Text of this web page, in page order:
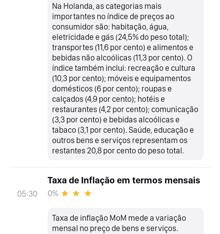
Na Holanda, as categorias mais
importantes no índice de preços ao
consumidor são: habitação, água,
eletricidade e gás (24,5% do peso total);
transportes (11,6 por cento) e alimentos e
bebidas não alcoólicas (11,3 por cento). O
índice também inclui: recreação e cultura
(10,3 por cento); móveis e equipamentos
domésticos (6 por cento); roupas e
calçados (4,9 por cento); hotéis e
restaurantes (4,2 por cento); comunicação
(3,3 por cento) e bebidas alcoólicas e
tabaco (3,1 por cento). Saúde, educação e
outros bens e serviços representam os
restantes 20,8 por cento do peso total.
05:30
Taxa de Inflação em termos mensais
0%
Taxa de inflação MoM mede a variação
mensal no preço de bens e serviços.